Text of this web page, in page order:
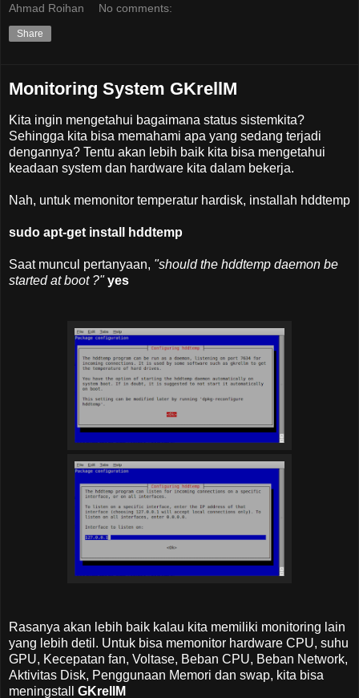
Ahmad Roihan No comments:
Share
Monitoring System GKrellM
Kita ingin mengetahui bagaimana status sistemkita?
Sehingga kita bisa memahami apa yang sedang terjadi
dengannya? Tentu akan lebih baik kita bisa mengetahui
keadaan system dan hardware kita dalam bekerja.
Nah, untuk memonitor temperatur hardisk, installah hddtemp
sudo apt-get install hddtemp
Saat muncul pertanyaan, "should the hddtemp daemon be
started at boot ?" yes
Rasanya akan lebih baik kalau kita memiliki monitoring lain
yang lebih detil. Untuk bisa memonitor hardware CPU, suhu
GPU, Kecepatan fan, Voltase, Beban CPU, Beban Network,
Aktivitas Disk, Penggunaan Memori dan swap, kita bisa
meningstall GKrellM